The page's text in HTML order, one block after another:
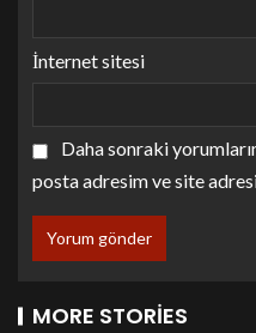
İnternet sitesi
Daha sonraki
posta adresim ve site
MORE STORIES